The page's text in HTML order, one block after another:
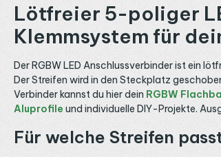
Lötfreier 5-poliger
Klemmsystem für
Der RGBW LED Anschlussverbinder ist ein
Der Streifen wird in den Steckplatz
Verbinder kannst du hier dein RGBW
Aluprofile und individuelle DIY-Projekte.
Für welche Streifen